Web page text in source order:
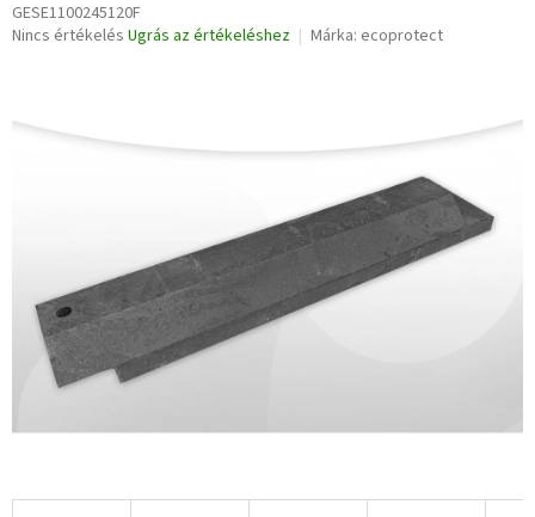
GESE1100245120F
A
5-
Nincs értékelés Ugrás az értékeléshez Márka: ecoprotect